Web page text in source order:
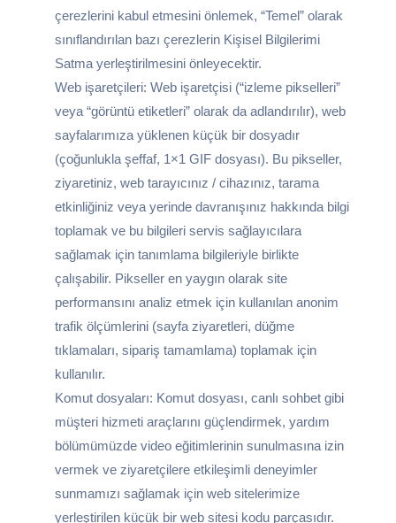
çerezlerini kabul etmesini önlemek, “Temel” olarak
sınıflandırılan bazı çerezlerin Kişisel Bilgilerimi
Satma yerleştirilmesini önleyecektir.
Web işaretçileri: Web işaretçisi (“izleme pikselleri”
veya “görüntü etiketleri” olarak da adlandırılır), web
sayfalarımıza yüklenen küçük bir dosyadır
(çoğunlukla şeffaf, 1×1 GIF dosyası). Bu pikseller,
ziyaretiniz, web tarayıcınız / cihazınız, tarama
etkinliğiniz veya yerinde davranışınız hakkında bilgi
toplamak ve bu bilgileri servis sağlayıcılara
sağlamak için tanımlama bilgileriyle birlikte
çalışabilir. Pikseller en yaygın olarak site
performansını analiz etmek için kullanılan anonim
trafik ölçümlerini (sayfa ziyaretleri, düğme
tıklamaları, sipariş tamamlama) toplamak için
kullanılır.
Komut dosyaları: Komut dosyası, canlı sohbet gibi
müşteri hizmeti araçlarını güçlendirmek, yardım
bölümümüzde video eğitimlerinin sunulmasına izin
vermek ve ziyaretçilere etkileşimli deneyimler
sunmamızı sağlamak için web sitelerimize
yerleştirilen küçük bir web sitesi kodu parçasıdır.